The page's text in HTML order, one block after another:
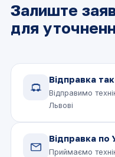
Залиште
для
Відправка
Відправимо
Львові
Відправка по
Приймаємо